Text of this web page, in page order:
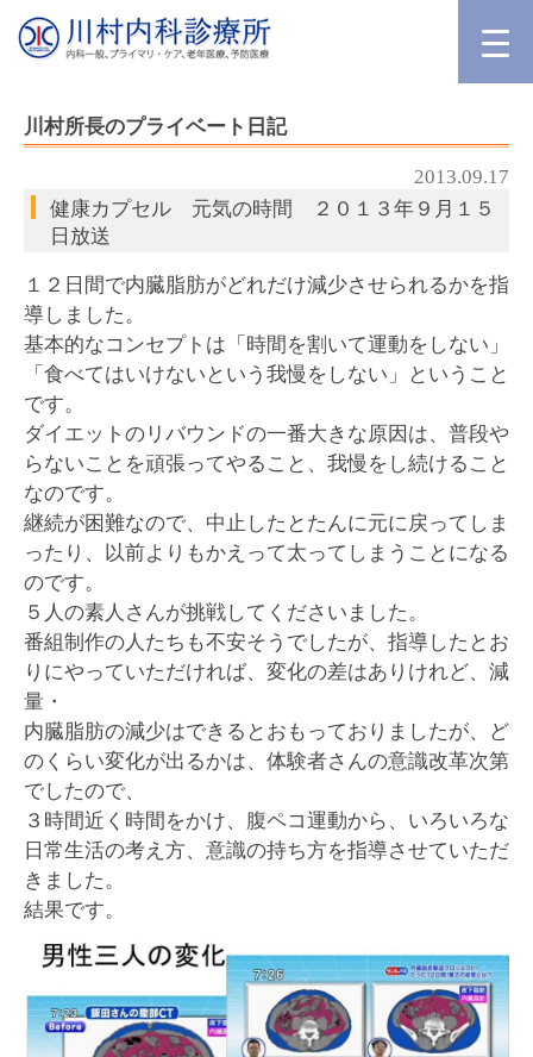
川村所長のプライベート日記
2013.09.17
健康カプセル 元気の時間 ２０１３年９月１５
日放送
１２日間で内臓脂肪がどれだけ減少させられるかを指
導しました。
基本的なコンセプトは「時間を割いて運動をしない」
「食べてはいけないという我慢をしない」ということ
です。
ダイエットのリバウンドの一番大きな原因は、普段や
らないことを頑張ってやること、我慢をし続けること
なのです。
継続が困難なので、中止したとたんに元に戻ってしま
ったり、以前よりもかえって太ってしまうことになる
のです。
５人の素人さんが挑戦してくださいました。
番組制作の人たちも不安そうでしたが、指導したとお
りにやっていただければ、変化の差はありけれど、減
量・
内臓脂肪の減少はできるとおもっておりましたが、ど
のくらい変化が出るかは、体験者さんの意識改革次第
でしたので、
３時間近く時間をかけ、腹ペコ運動から、いろいろな
日常生活の考え方、意識の持ち方を指導させていただ
きました。
結果です。